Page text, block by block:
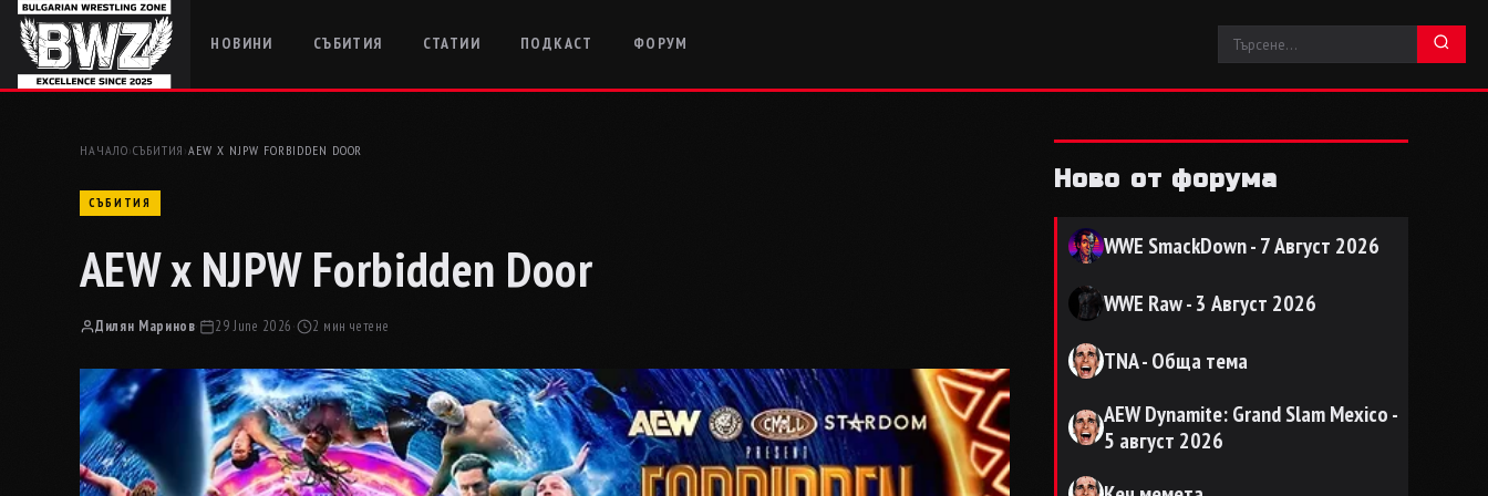
НОВИНИ СЪБИТИЯ СТАТИИ ПОДКАСТ ФОРУМ
НАЧАЛО›СЪБИТИЯ ›AEW X NJPW FORBIDDEN DOOR
СЪБИТИЯ
AEW x NJPW Forbidden Door
Дилян Маринов· 29 June 2026· 2 мин четене
Ново от форума
WWE SmackDown - 7 Август 2026
WWE Raw - 3 Август 2026
TNA - Обща тема
AEW Dynamite: Grand Slam Mexico -
5 август 2026